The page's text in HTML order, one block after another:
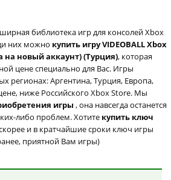
библиотека игр для консолей Xbox
них можно купить игру VIDEOBALL Xbox
на новый аккаунт) (Турция), которая
цене специально для Вас. Игры
регионах: Аргентина, Турция, Европа,
ниже Российского Xbox Store. Мы
игры , она навсегда останется
либо проблем. Хотите купить ключ
и в кратчайшие сроки ключ игры
приятной Вам игры)